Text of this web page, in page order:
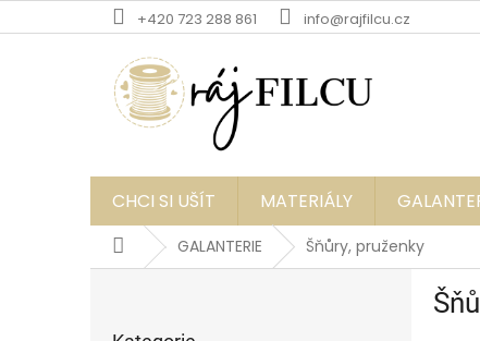
na
+420 723 288 861 info@rajfilcu.cz
CHCI SI UŠÍT MATERIÁLY
DomůGALANTERIE Šňůry, pruženky